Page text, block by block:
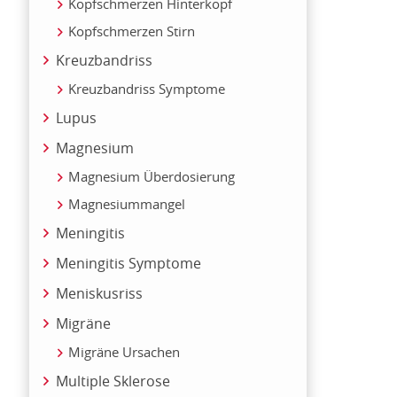
Kopfschmerzen Stirn
Kreuzbandriss
Kreuzbandriss Symptome
Lupus
Magnesium
Magnesium Überdosierung
Magnesiummangel
Meningitis
Meningitis Symptome
Meniskusriss
Migräne
Migräne Ursachen
Multiple Sklerose